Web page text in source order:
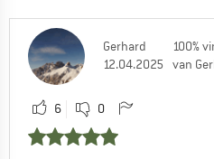
Gerhard
12.04.2025
100%
van
6 0